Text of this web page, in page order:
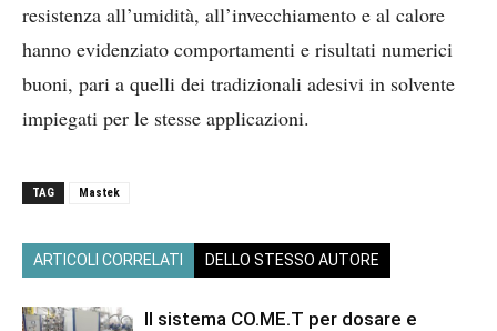
resistenza all’umidità, all’invecchiamento e al calore
hanno evidenziato comportamenti e risultati numerici
buoni, pari a quelli dei tradizionali adesivi in solvente
impiegati per le stesse applicazioni.
TAG Mastek
ARTICOLI CORRELATI DELLO STESSO AUTORE
Il sistema CO.ME.T per dosare e